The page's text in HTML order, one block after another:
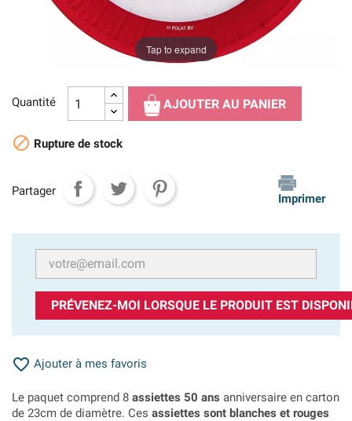
Tap to expand
Quantité AJOUTER AU PANIER
 Rupture de stock
Partager
Imprimer
PRÉVENEZ-MOI LORSQUE LE PRODUIT EST
 Ajouter à mes favoris
Le paquet comprend 8 assiettes 50 ans anniversaire en carton
de 23cm de diamètre. Ces assiettes sont blanches et rouges